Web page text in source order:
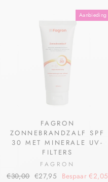
Aanbieding
FAGRON
ZONNEBRANDZALF SPF
30 MET MINERALE UV-
FILTERS
FAGRON
€30,00 €27,95 Bespaar €2,05